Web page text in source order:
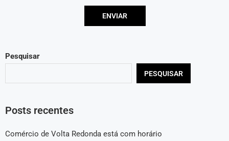
Pesquisar
PESQUISAR
Posts recentes
Comércio de Volta Redonda está com horário